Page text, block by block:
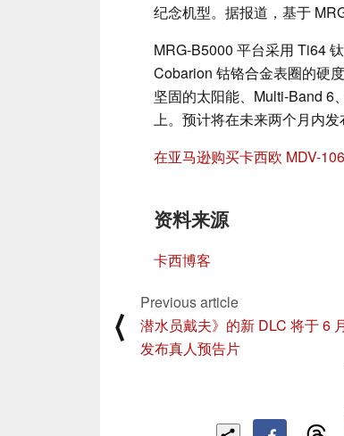
纪念机型。据报道，基于
MRG-B5000 平台采用 Ti64
Cobarion 钴铬合金表圈的硬
坚固的太阳能、Multi-Band 6
上。预计将在未来两个月内发
在亚马逊购买卡西欧 MDV-
资料来源
卡西博客
⟨
Previous article
潜水员戴夫》的新 DLC 将于 6
发布真人预告片